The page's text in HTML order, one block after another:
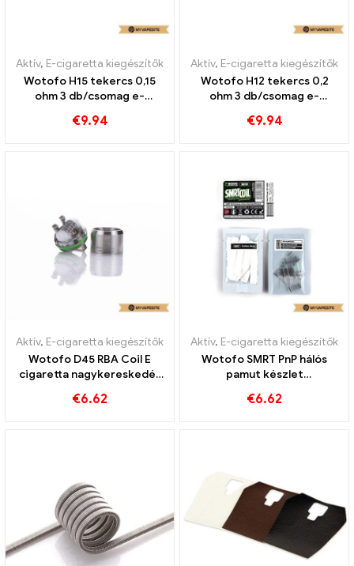
Aktív, E-cigaretta kiegészítők
Wotofo H15 tekercs 0,15
ohm 3 db/csomag e-
丨Egyedi
€9.94
Aktív, E-cigaretta kiegészítők
Wotofo H12 tekercs 0,2
ohm 3 db/csomag e-
丨Egyedi
€9.94
Aktív, E-cigaretta kiegészítők
Wotofo D45 RBA Coil E
cigaretta nagykereskedés
€6.62
Aktív, E-cigaretta kiegészítők
Wotofo SMRT PnP hálós
pamut készlet
cigaretta nagykereskedés
€6.62